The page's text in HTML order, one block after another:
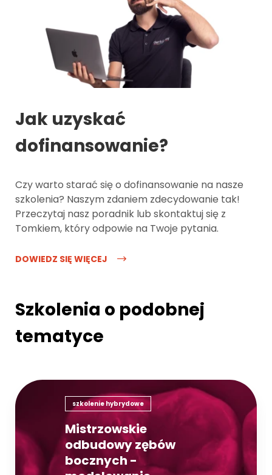
Jak uzyskać
dofinansowanie?
Czy warto starać się o dofinansowanie na nasze
szkolenia? Naszym zdaniem zdecydowanie tak!
Przeczytaj nasz poradnik lub skontaktuj się z
Tomkiem, który odpowie na Twoje pytania.
DOWIEDZ SIĘ WIĘCEJ
Szkolenia o podobnej
tematyce
szkolenie hybrydowe
Mistrzowskie
odbudowy zębów
bocznych -